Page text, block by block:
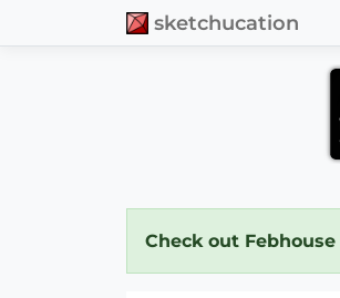
sketchucation
Check out Febhouse